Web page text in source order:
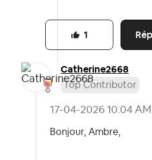
1
Catherine2668
Top Contributor
‎17-04-2026 10:04 AM
Bonjour, Ambre,